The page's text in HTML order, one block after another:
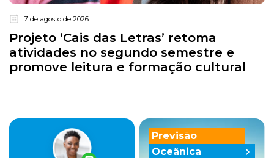
7 de agosto de 2026
Projeto ‘Cais das Letras’ retoma
atividades no segundo semestre e
promove leitura e formação cultural
Previsão
Oceânica